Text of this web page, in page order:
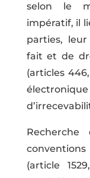
selon le
impératif, il
parties,
fait et de
(articles
Recherche
(article